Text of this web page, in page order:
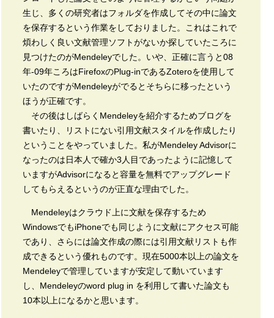
生じ、多くの研究者はフォルダを作成してその中に論文
を保存するという作業をしておりました。これはこれで
煩わしく良い文献管理ソフトがないか探していたころに
見つけたのがMendeleyでした。いや、正確に言うと08
年-09年ころはFirefoxのPlug-inであるZoteroを使用して
いたのですがMendeleyがでるとそちらに移ったという
ほうが正確です。
その後はしばらくMendeleyを紹介するためブログを
書いたり、リストにない引用文献スタイルを作成したり
ということをやっていました。私がMendeley Advisorに
なったのは日本人で確か3人目であったように記憶して
いますがAdvisorになると容量を無料でアップグレード
してもらえるというのが正直な理由でした。
Mendeleyはクラウド上に文献を保存するため
WindowsでもiPhoneでも同じように文献にアクセス可能
であり、さらには論文作成の際には引用文献リストも作
成できるという優れものです。現在5000本以上の論文を
Mendeleyで管理していますが安定して動いています
し、Mendeleyのword plug in を利用して書いた論文も
10本以上になるかと思います。